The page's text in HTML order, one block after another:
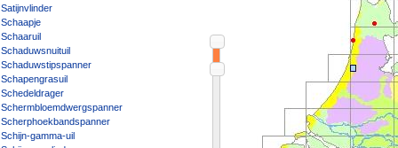
Satijnvlinder
Schaapje
Schaaruil
Schaduwsnuituil
Schaduwstipspanner
Schapengrasuil
Schedeldrager
Schermbloemdwergspanner
Scherphoekbandspanner
Schijn-gamma-uil